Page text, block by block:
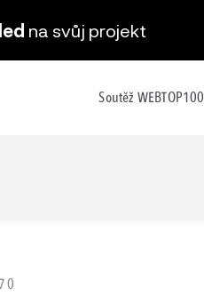
na svůj projekt
Soutěž WEBTOP100